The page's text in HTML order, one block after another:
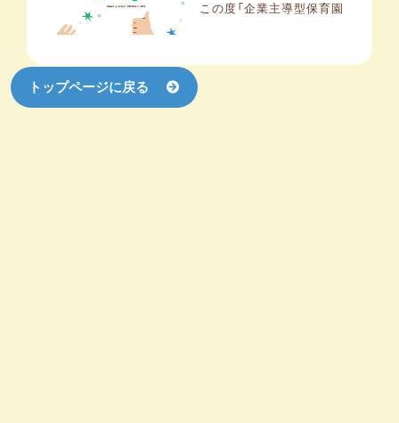
この度「企業主導型保育園
トップページに戻る